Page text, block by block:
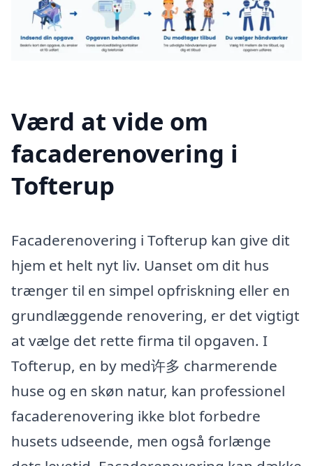
Værd at vide om
facaderenovering i
Tofterup
Facaderenovering i Tofterup kan give dit
hjem et helt nyt liv. Uanset om dit hus
trænger til en simpel opfriskning eller en
grundlæggende renovering, er det vigtigt
at vælge det rette firma til opgaven. I
Tofterup, en by med许多 charmerende
huse og en skøn natur, kan professionel
facaderenovering ikke blot forbedre
husets udseende, men også forlænge